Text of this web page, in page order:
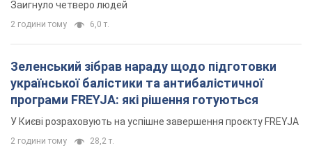
Заигнуло четверо людей
2 години тому 6,0 т.
Зеленський зібрав нараду щодо підготовки
української балістики та антибалістичної
програми FREYJA: які рішення готуються
У Києві розраховують на успішне завершення проєкту FREYJA
2 години тому 28,2 т.